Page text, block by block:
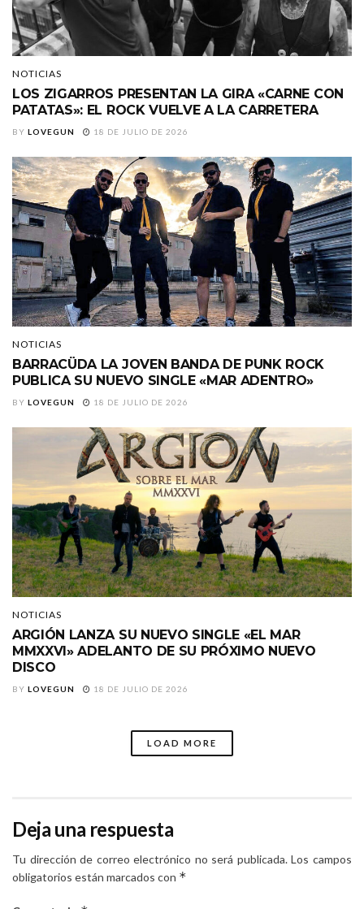
NOTICIAS
LOS ZIGARROS PRESENTAN LA GIRA «CARNE CON
PATATAS»: EL ROCK VUELVE A LA CARRETERA
BY LOVEGUN 18 DE JULIO DE 2026
NOTICIAS
BARRACÜDA LA JOVEN BANDA DE PUNK ROCK
PUBLICA SU NUEVO SINGLE «MAR ADENTRO»
BY LOVEGUN 18 DE JULIO DE 2026
NOTICIAS
ARGIÓN LANZA SU NUEVO SINGLE «EL MAR
MMXXVI» ADELANTO DE SU PRÓXIMO NUEVO
DISCO
BY LOVEGUN 18 DE JULIO DE 2026
LOAD MORE
Deja una respuesta
Tu dirección de correo electrónico no será publicada. Los campos
obligatorios están marcados con *